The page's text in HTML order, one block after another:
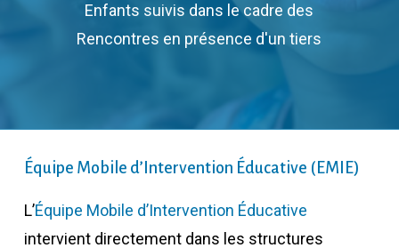
Enfants suivis dans le cadre des
Rencontres en présence d'un tiers
Équipe Mobile d’Intervention Éducative (EMIE)
L’Équipe Mobile d’Intervention Éducative
intervient directement dans les structures